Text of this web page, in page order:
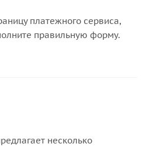
платежного сервиса,
правильную форму.
несколько